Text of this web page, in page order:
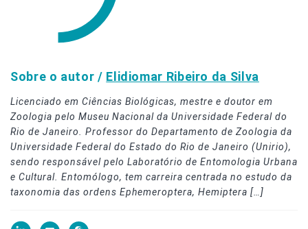
Sobre o autor / Elidiomar Ribeiro da Silva
Licenciado em Ciências Biológicas, mestre e doutor em
Zoologia pelo Museu Nacional da Universidade Federal do
Rio de Janeiro. Professor do Departamento de Zoologia da
Universidade Federal do Estado do Rio de Janeiro (Unirio),
sendo responsável pelo Laboratório de Entomologia Urbana
e Cultural. Entomólogo, tem carreira centrada no estudo da
taxonomia das ordens Ephemeroptera, Hemiptera […]